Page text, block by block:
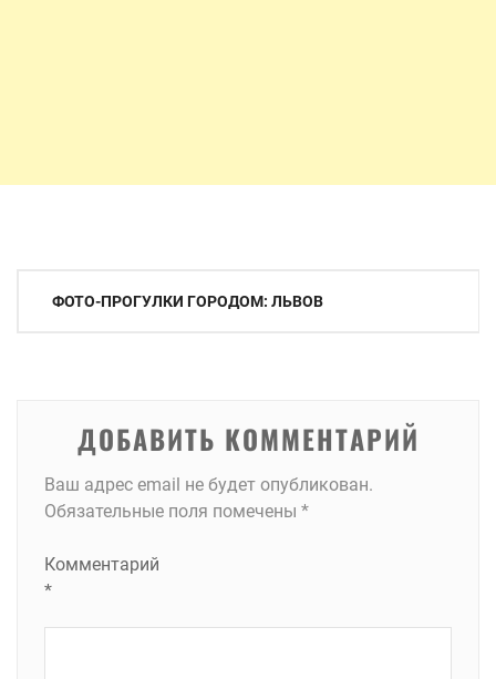
Навигация
ФОТО-ПРОГУЛКИ ГОРОДОМ: ЛЬВОВ
ДОБАВИТЬ КОММЕНТАРИЙ
Ваш адрес email не будет опубликован.
Обязательные поля помечены *
Комментарий
*